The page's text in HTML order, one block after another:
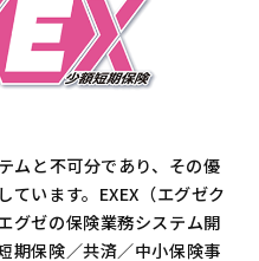
ムと不可分であり、その優
ています。EXEX（エグゼク
グゼの保険業務システム開
期保険／共済／中小保険事